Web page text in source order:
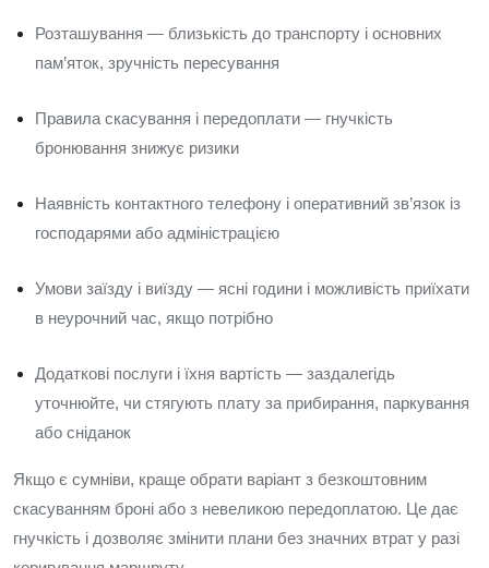
Розташування — близькість до транспорту і основних
пам’яток, зручність пересування
Правила скасування і передоплати — гнучкість
бронювання знижує ризики
Наявність контактного телефону і оперативний зв’язок із
господарями або адміністрацією
Умови заїзду і виїзду — ясні години і можливість приїхати
в неурочний час, якщо потрібно
Додаткові послуги і їхня вартість — заздалегідь
уточнюйте, чи стягують плату за прибирання, паркування
або сніданок
Якщо є сумніви, краще обрати варіант з безкоштовним
скасуванням броні або з невеликою передоплатою. Це дає
гнучкість і дозволяє змінити плани без значних втрат у разі